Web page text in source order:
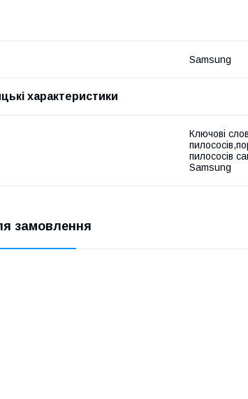
Samsung
характеристики
Ключові
пилососів
Samsung
замовлення